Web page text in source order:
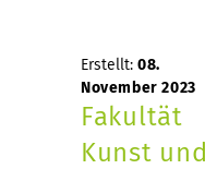
Erstellt: 08.
November 2023
Fakultät
Kunst und